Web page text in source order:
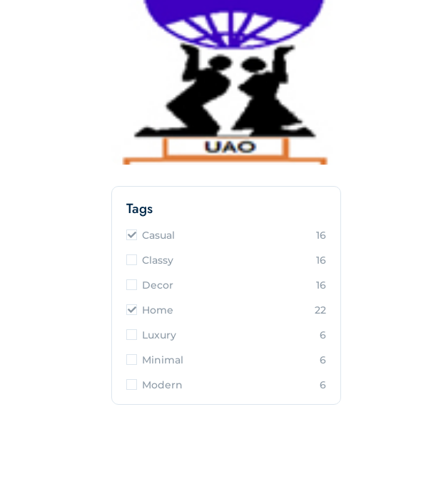
Tags
Casual
16
Classy
16
Decor
16
Home
22
Luxury
6
Minimal
6
Modern
6